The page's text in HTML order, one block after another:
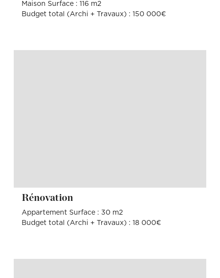
Maison Surface : 116 m2
Budget total (Archi + Travaux) : 150 000€
Rénovation
Appartement Surface : 30 m2
Budget total (Archi + Travaux) : 18 000€